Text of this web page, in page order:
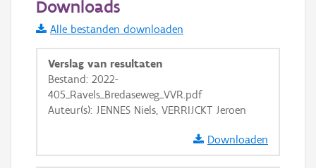
Informatie Vlaanderen
i
+ −
Downloads
Alle bestanden downloaden
Verslag van resultaten
Bestand: 2022-
405_Ravels_Bredaseweg_VVR.pdf
Auteur(s): JENNES Niels, VERRIJCKT Jeroen
Downloaden